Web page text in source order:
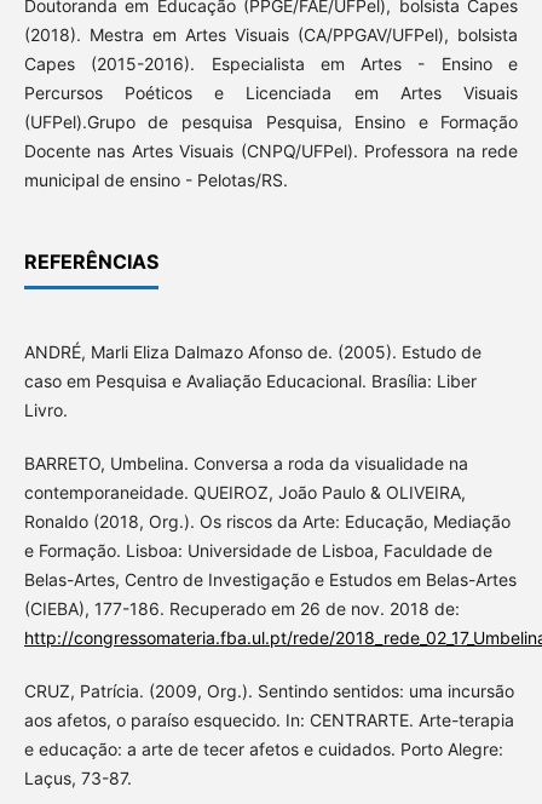
Doutoranda em Educação (PPGE/FAE/UFPel), bolsista Capes
(2018). Mestra em Artes Visuais (CA/PPGAV/UFPel), bolsista
Capes (2015-2016). Especialista em Artes - Ensino e
Percursos Poéticos e Licenciada em Artes Visuais
(UFPel).Grupo de pesquisa Pesquisa, Ensino e Formação
Docente nas Artes Visuais (CNPQ/UFPel). Professora na rede
municipal de ensino - Pelotas/RS.
REFERÊNCIAS
ANDRÉ, Marli Eliza Dalmazo Afonso de. (2005). Estudo de
caso em Pesquisa e Avaliação Educacional. Brasília: Liber
Livro.
BARRETO, Umbelina. Conversa a roda da visualidade na
contemporaneidade. QUEIROZ, João Paulo & OLIVEIRA,
Ronaldo (2018, Org.). Os riscos da Arte: Educação, Mediação
e Formação. Lisboa: Universidade de Lisboa, Faculdade de
Belas-Artes, Centro de Investigação e Estudos em Belas-Artes
(CIEBA), 177-186. Recuperado em 26 de nov. 2018 de:
http://congressomateria.fba.ul.pt/rede/
CRUZ, Patrícia. (2009, Org.). Sentindo sentidos: uma incursão
aos afetos, o paraíso esquecido. In: CENTRARTE. Arte-terapia
e educação: a arte de tecer afetos e cuidados. Porto Alegre:
Laçus, 73-87.